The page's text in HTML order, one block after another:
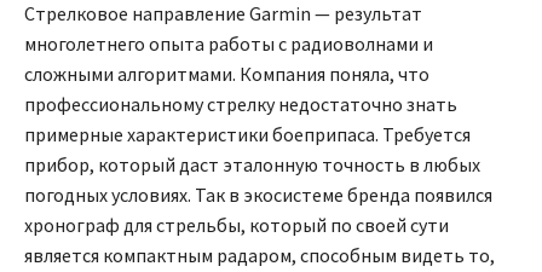
Стрелковое направление Garmin — результат
многолетнего опыта работы с радиоволнами и
сложными алгоритмами. Компания поняла, что
профессиональному стрелку недостаточно знать
примерные характеристики боеприпаса. Требуется
прибор, который даст эталонную точность в любых
погодных условиях. Так в экосистеме бренда появился
хронограф для стрельбы, который по своей сути
является компактным радаром, способным видеть то,